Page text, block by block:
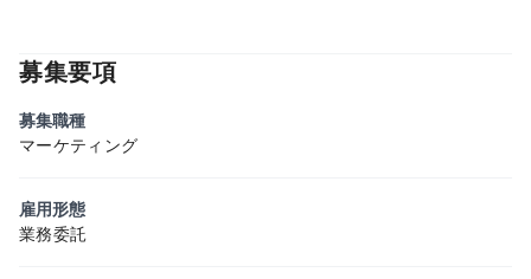
募集要項
募集職種
マーケティング
雇用形態
業務委託